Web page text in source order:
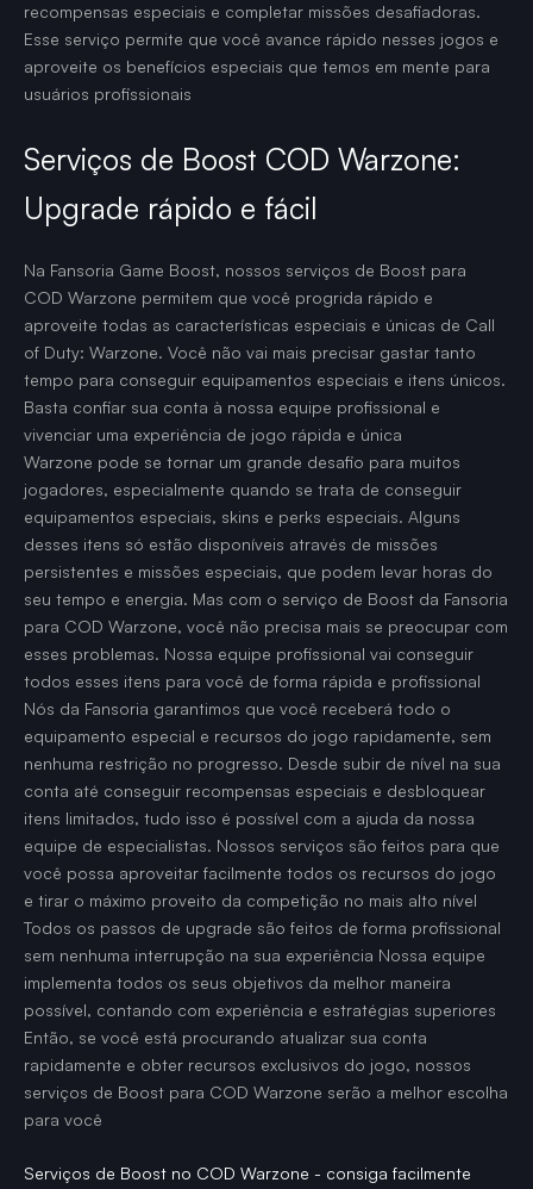
recompensas especiais e completar missões desafiadoras.
Esse serviço permite que você avance rápido nesses jogos e
aproveite os benefícios especiais que temos em mente para
usuários profissionais
Serviços de Boost COD Warzone:
Upgrade rápido e fácil
Na Fansoria Game Boost, nossos serviços de Boost para
COD Warzone permitem que você progrida rápido e
aproveite todas as características especiais e únicas de Call
of Duty: Warzone. Você não vai mais precisar gastar tanto
tempo para conseguir equipamentos especiais e itens únicos.
Basta confiar sua conta à nossa equipe profissional e
vivenciar uma experiência de jogo rápida e única
Warzone pode se tornar um grande desafio para muitos
jogadores, especialmente quando se trata de conseguir
equipamentos especiais, skins e perks especiais. Alguns
desses itens só estão disponíveis através de missões
persistentes e missões especiais, que podem levar horas do
seu tempo e energia. Mas com o serviço de Boost da Fansoria
para COD Warzone, você não precisa mais se preocupar com
esses problemas. Nossa equipe profissional vai conseguir
todos esses itens para você de forma rápida e profissional
Nós da Fansoria garantimos que você receberá todo o
equipamento especial e recursos do jogo rapidamente, sem
nenhuma restrição no progresso. Desde subir de nível na sua
conta até conseguir recompensas especiais e desbloquear
itens limitados, tudo isso é possível com a ajuda da nossa
equipe de especialistas. Nossos serviços são feitos para que
você possa aproveitar facilmente todos os recursos do jogo
e tirar o máximo proveito da competição no mais alto nível
Todos os passos de upgrade são feitos de forma profissional
sem nenhuma interrupção na sua experiência Nossa equipe
implementa todos os seus objetivos da melhor maneira
possível, contando com experiência e estratégias superiores
Então, se você está procurando atualizar sua conta
rapidamente e obter recursos exclusivos do jogo, nossos
serviços de Boost para COD Warzone serão a melhor escolha
para você
Serviços de Boost no COD Warzone - consiga facilmente